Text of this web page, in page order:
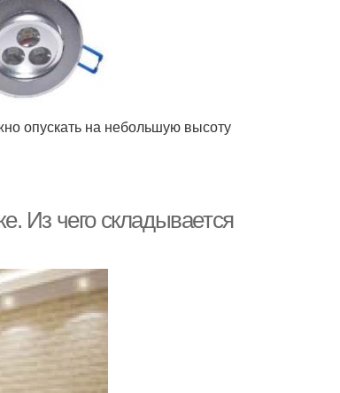
опускать на небольшую высоту
Из чего складывается